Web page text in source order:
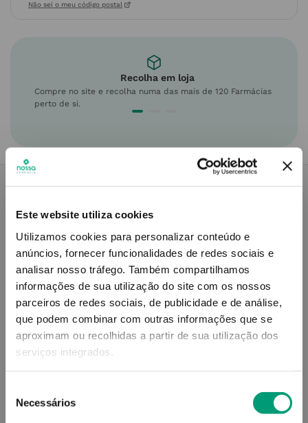
Este website utiliza cookies
Utilizamos cookies para personalizar conteúdo e
anúncios, fornecer funcionalidades de redes sociais e
analisar nosso tráfego. Também compartilhamos
informações de sua utilização do site com os nossos
parceiros de redes sociais, de publicidade e de análise,
que podem combinar com outras informações que se
aproximam ou recolhidas a partir de sua utilização dos
serviços integrados.
Necessários
Não sei o meu código postal
Recolha em loja
Compre no site e recolha numa das mais de 120 Farmácias
perto de si.
Descrição do Produto
Modo de utilização
Contra-indicações
Informações técnicas